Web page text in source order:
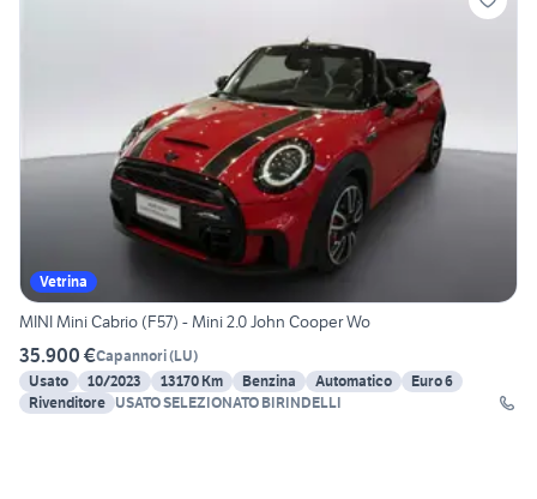
Vetrina
MINI Mini Cabrio (F57) - Mini 2.0 John Cooper Wo
35.900 €Capannori(LU)
Usato
10/2023 13170 Km Benzina Automatico
Euro 6
Rivenditore USATO SELEZIONATO BIRINDELLI